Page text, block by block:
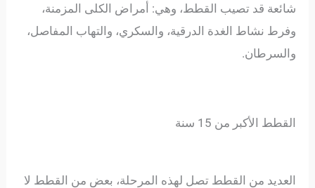
شائعة قد تصيب القطط، وهي: أمراض الكلى المزمنة،
وفرط نشاط الغدة الدرقية، والسكري، والتهاب المفاصل،
والسرطان.
القطط الأكبر من 15 سنة
العديد من القطط تصل لهذه المرحلة، بعض من القطط لا